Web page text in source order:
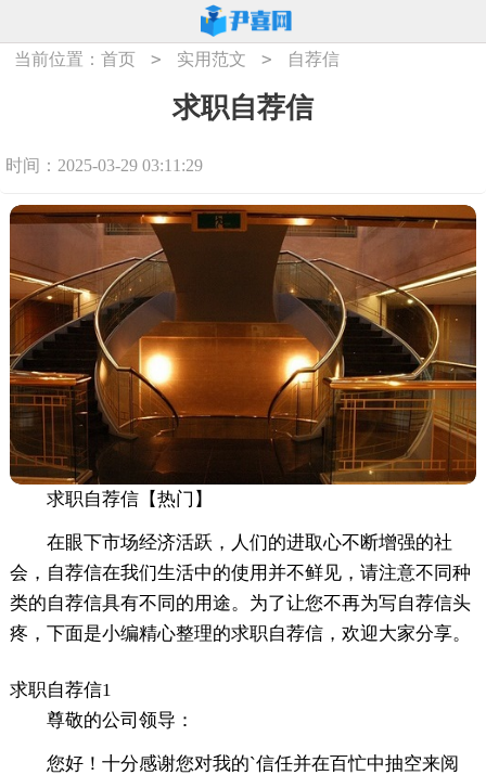
当前位置：首页 > 实用范文 > 自荐信
求职自荐信
时间：2025-03-29 03:11:29
求职自荐信【热门】
在眼下市场经济活跃，人们的进取心不断增强的社
会，自荐信在我们生活中的使用并不鲜见，请注意不同种
类的自荐信具有不同的用途。为了让您不再为写自荐信头
疼，下面是小编精心整理的求职自荐信，欢迎大家分享。
求职自荐信1
尊敬的公司领导：
您好！十分感谢您对我的`信任并在百忙中抽空来阅